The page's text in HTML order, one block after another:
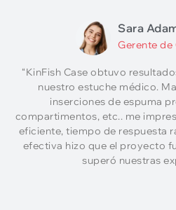
Sara
Gerente
“KinFish Case obtuvo
nuestro estuche médico.
inserciones de espuma
compartimentos, etc.. me
eficiente, tiempo de respuesta
efectiva hizo que el proyecto
superó nuestras